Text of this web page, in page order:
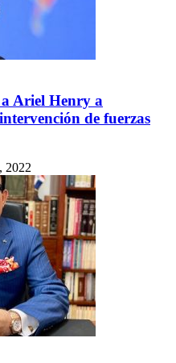
Ariel Henry a
de fuerzas
2022